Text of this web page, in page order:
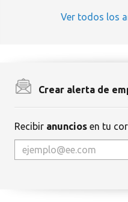
Ver todos los
Crear alerta de
Recibir anuncios en tu